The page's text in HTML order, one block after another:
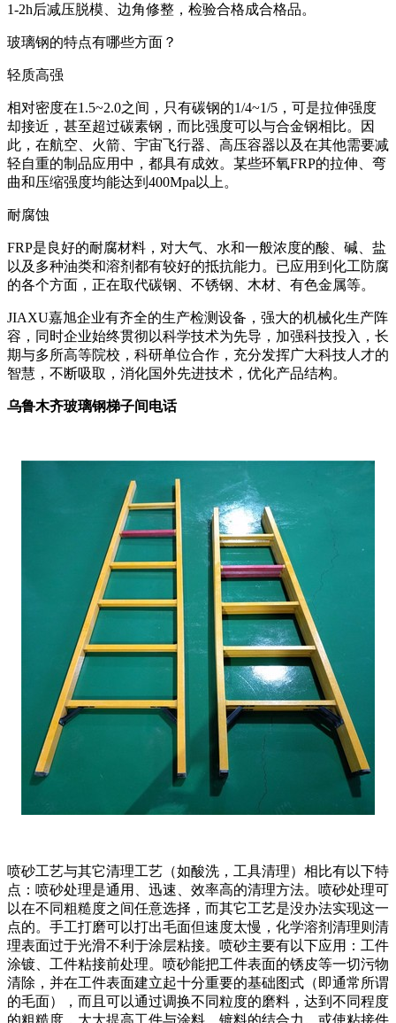
1-2h后减压脱模、边角修整，检验合格成合格品。
玻璃钢的特点有哪些方面？
轻质高强
相对密度在1.5~2.0之间，只有碳钢的1/4~1/5，可是拉伸强度
却接近，甚至超过碳素钢，而比强度可以与合金钢相比。因
此，在航空、火箭、宇宙飞行器、高压容器以及在其他需要减
轻自重的制品应用中，都具有成效。某些环氧FRP的拉伸、弯
曲和压缩强度均能达到400Mpa以上。
耐腐蚀
FRP是良好的耐腐材料，对大气、水和一般浓度的酸、碱、盐
以及多种油类和溶剂都有较好的抵抗能力。已应用到化工防腐
的各个方面，正在取代碳钢、不锈钢、木材、有色金属等。
JIAXU嘉旭企业有齐全的生产检测设备，强大的机械化生产阵
容，同时企业始终贯彻以科学技术为先导，加强科技投入，长
期与多所高等院校，科研单位合作，充分发挥广大科技人才的
智慧，不断吸取，消化国外先进技术，优化产品结构。
乌鲁木齐玻璃钢梯子间电话
喷砂工艺与其它清理工艺（如酸洗，工具清理）相比有以下特
点：喷砂处理是通用、迅速、效率高的清理方法。喷砂处理可
以在不同粗糙度之间任意选择，而其它工艺是没办法实现这一
点的。手工打磨可以打出毛面但速度太慢，化学溶剂清理则清
理表面过于光滑不利于涂层粘接。喷砂主要有以下应用：工件
涂镀、工件粘接前处理。喷砂能把工件表面的锈皮等一切污物
清除，并在工件表面建立起十分重要的基础图式（即通常所谓
的毛面），而且可以通过调换不同粒度的磨料，达到不同程度
的粗糙度，大大提高工件与涂料、镀料的结合力。或使粘接件